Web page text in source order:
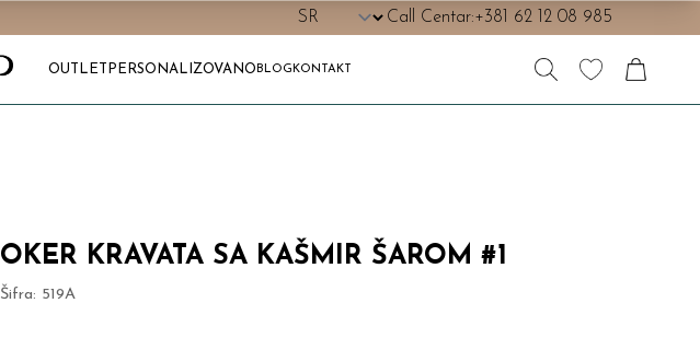
Call Centar:+381 62 12 08 985
OUTLET PERSONALIZOVANO BLOG KONTAKT
OKER KRAVATA SA KAŠMIR ŠAROM #1
Šifra: 519A